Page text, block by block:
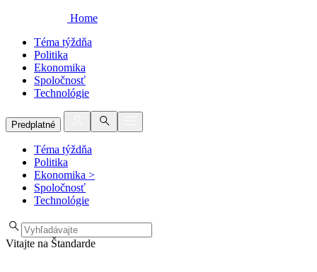
Home
Téma týždňa
Politika
Ekonomika
Spoločnosť
Technológie
Predplatné
Téma týždňa
Politika
Ekonomika >
Spoločnosť
Technológie
Vitajte na Štandarde